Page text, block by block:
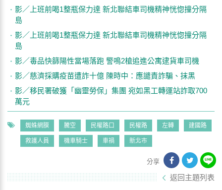
影／上班前喝1整瓶保力達 新北聯結車司機精神恍惚撞分隔
島
影／上班前喝1整瓶保力達 新北聯結車司機精神恍惚撞分隔
島
影／毒品快篩陽性當場落跑 警鳴2槍追進公寓逮貨車司機
影／慈濟採購疫苗遭詐十億 陳時中：應譴責詐騙、抹黑
影／移民署破獲「幽靈勞保」集團 宛如黑工轉運站詐取700
萬元
蜘蛛網膜 騰空 民權路口 民權路 左轉 建國路
救護人員 機車騎士 車禍 新北市
分享
返回主題列表